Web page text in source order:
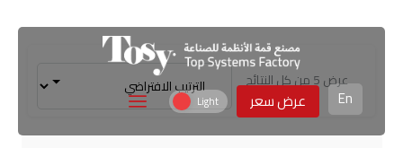
En عرض سعر
عرض ⁦5⁩ من كل النتائج